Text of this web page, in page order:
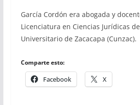
García Cordón era abogada y
Licenciatura en Ciencias Jurídicas
Universitario de Zacacapa (Cunzac).
Comparte esto:
Facebook X